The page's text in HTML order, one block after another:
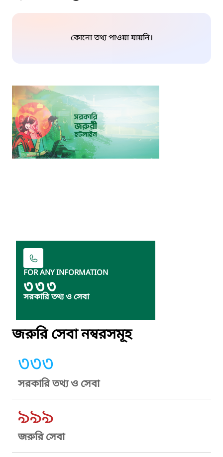
কোনো তথ্য পাওয়া যায়নি।
FOR ANY INFORMATION
৩৩৩
সরকারি তথ্য ও সেবা
জরুরি সেবা নম্বরসমূহ
৩৩৩
সরকারি তথ্য ও সেবা
৯৯৯
জরুরি সেবা